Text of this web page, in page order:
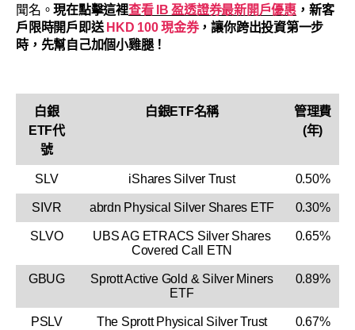
聞名。現在點擊這裡查看 IB 盈透證券最新開戶優惠 ，新客
戶限時開戶即送 HKD 100 現金券，讓你跨出投資第一步
時，先幫自己加個小雞腿！
白銀
ETF代
號
白銀ETF名稱
管理費
(年)
SLV iShares Silver Trust 0.50%
SIVR abrdn Physical Silver Shares ETF 0.30%
SLVO
UBS AG ETRACS Silver Shares
Covered Call ETN
0.65%
GBUG
Sprott Active Gold & Silver Miners
ETF
0.89%
PSLV The Sprott Physical Silver Trust 0.67%